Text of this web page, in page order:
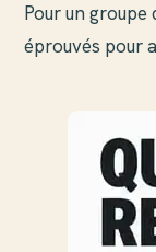
Pour un groupe
éprouvés pour